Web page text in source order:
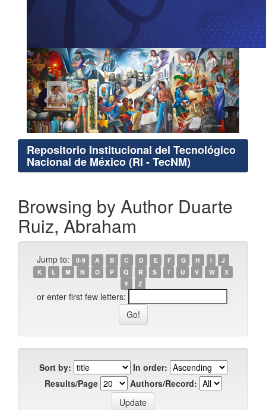
Repositorio Institucional del Tecnológico
Nacional de México (RI - TecNM)
Browsing by Author Duarte
Ruiz, Abraham
Jump to: 0-9 A B C D E F G H I
J
K
L M N O P Q R S T U V W
X
Y
Z
or enter first few letters:
Sort by:
In order:
Results/Page
Authors/Record: